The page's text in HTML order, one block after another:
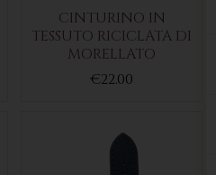
CINTURINO IN
TESSUTO RICICLATA DI
MORELLATO
€22.00